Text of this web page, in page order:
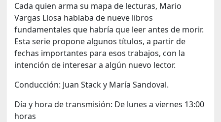
Cada quien arma su mapa de lecturas, Mario
Vargas Llosa hablaba de nueve libros
fundamentales que habría que leer antes de morir.
Esta serie propone algunos títulos, a partir de
fechas importantes para esos trabajos, con la
intención de interesar a algún nuevo lector.
Conducción: Juan Stack y María Sandoval.
Día y hora de transmisión: De lunes a viernes 13:00
horas